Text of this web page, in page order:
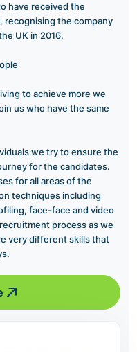
have received the
recognising the company
UK in 2016.
to achieve more we
us who have the same
we try to ensure the
for the candidates.
for all areas of the
techniques including
face-face and video
process as we
very different skills that